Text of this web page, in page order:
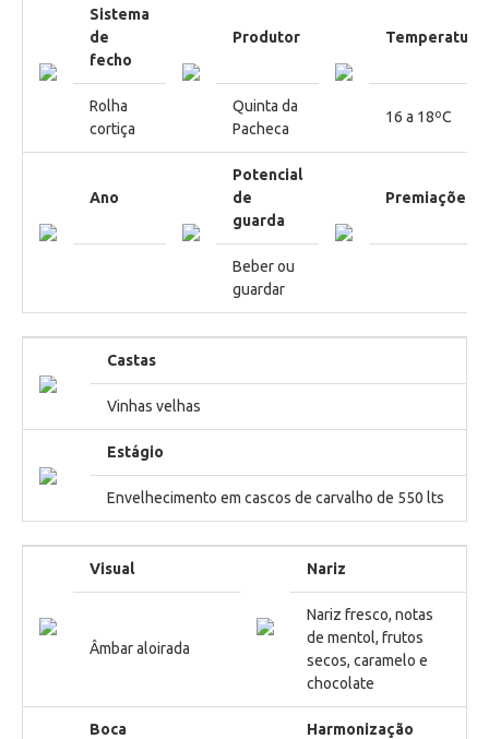
Sistema
de
fecho
Produtor Temperatura
Rolha
cortiça
Quinta da
Pacheca
16 a 18ºC
Ano
Potencial
de
guarda
Premiações
Beber ou
guardar
Castas
Vinhas velhas
Estágio
Envelhecimento em cascos de carvalho de 550 lts
Visual Nariz
Âmbar aloirada
Nariz fresco, notas
de mentol, frutos
secos, caramelo e
chocolate
Boca Harmonização